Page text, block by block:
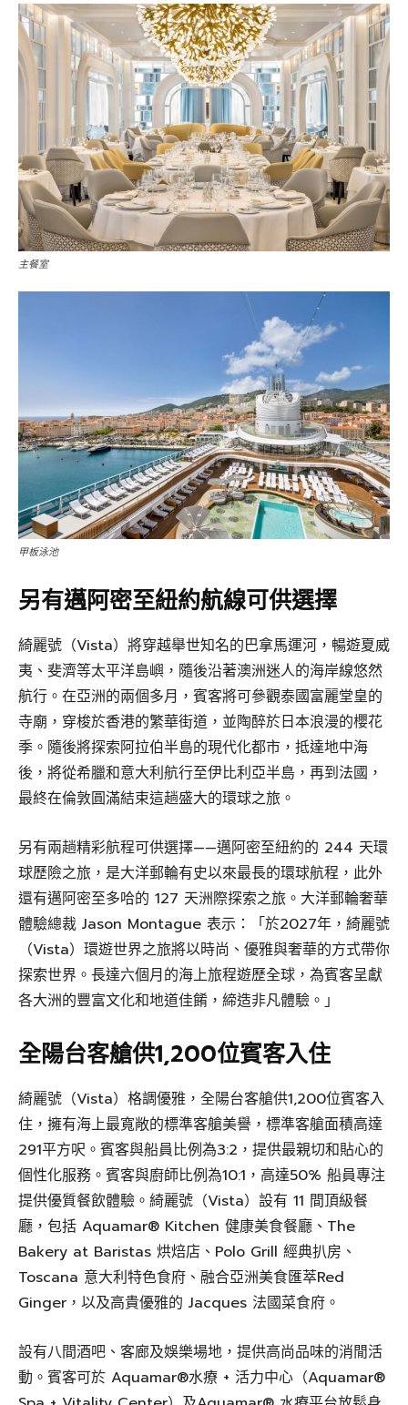
主餐室
甲板泳池
另有邁阿密至紐約航線可供選擇
綺麗號（Vista）將穿越舉世知名的巴拿馬運河，暢遊夏威
夷、斐濟等太平洋島嶼，隨後沿著澳洲迷人的海岸線悠然
航行。在亞洲的兩個多月，賓客將可參觀泰國富麗堂皇的
寺廟，穿梭於香港的繁華街道，並陶醉於日本浪漫的櫻花
季。隨後將探索阿拉伯半島的現代化都市，抵達地中海
後，將從希臘和意大利航行至伊比利亞半島，再到法國，
最終在倫敦圓滿結束這趟盛大的環球之旅。
另有兩趟精彩航程可供選擇——邁阿密至紐約的 244 天環
球歷險之旅，是大洋郵輪有史以來最長的環球航程，此外
還有邁阿密至多哈的 127 天洲際探索之旅。大洋郵輪奢華
體驗總裁 Jason Montague 表示：「於2027年，綺麗號
（Vista）環遊世界之旅將以時尚、優雅與奢華的方式帶你
探索世界。長達六個月的海上旅程遊歷全球，為賓客呈獻
各大洲的豐富文化和地道佳餚，締造非凡體驗。」
全陽台客艙供1,200位賓客入住
綺麗號（Vista）格調優雅，全陽台客艙供1,200位賓客入
住，擁有海上最寬敞的標準客艙美譽，標準客艙面積高達
291平方呎。賓客與船員比例為3:2，提供最親切和貼心的
個性化服務。賓客與廚師比例為10:1，高達50% 船員專注
提供優質餐飲體驗。綺麗號（Vista）設有 11 間頂級餐
廳，包括 Aquamar® Kitchen 健康美食餐廳、The
Bakery at Baristas 烘焙店、Polo Grill 經典扒房、
Toscana 意大利特色食府、融合亞洲美食匯萃Red
Ginger，以及高貴優雅的 Jacques 法國菜食府。
設有八間酒吧、客廊及娛樂場地，提供高尚品味的消閒活
動。賓客可於 Aquamar®水療 + 活力中心（Aquamar®